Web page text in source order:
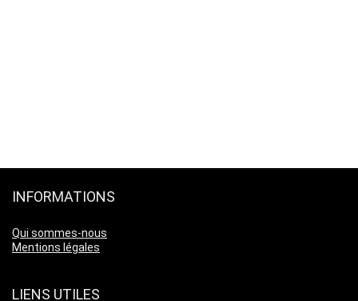
INFORMATIONS
Qui sommes-nous
Mentions légales
LIENS UTILES